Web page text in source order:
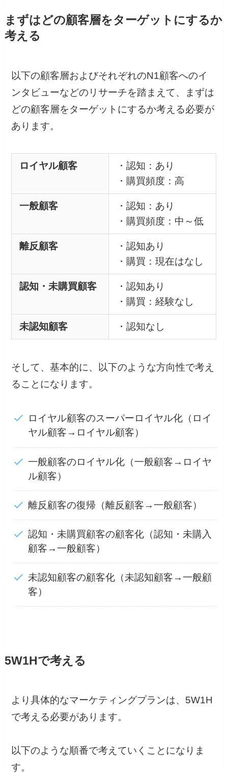
まずはどの顧客層をターゲットにするか
考える
以下の顧客層およびそれぞれのN1顧客へのイ
ンタビューなどのリサーチを踏まえて、まずは
どの顧客層をターゲットにするか考える必要が
あります。
ロイヤル顧客
・認知：あり
・購買頻度：高
一般顧客
・認知：あり
・購買頻度：中～低
離反顧客
・認知あり
・購買：現在はなし
認知・未購買顧客
・認知あり
・購買：経験なし
未認知顧客 ・認知なし
そして、基本的に、以下のような方向性で考え
ることになります。
ロイヤル顧客のスーパーロイヤル化（ロイ
ヤル顧客→ロイヤル顧客）
一般顧客のロイヤル化（一般顧客→ロイヤ
ル顧客）
離反顧客の復帰（離反顧客→一般顧客）
認知・未購買顧客の顧客化（認知・未購入
顧客→一般顧客）
未認知顧客の顧客化（未認知顧客→一般顧
客）
5W1Hで考える
より具体的なマーケティングプランは、5W1H
で考える必要があります。
以下のような順番で考えていくことになりま
す。